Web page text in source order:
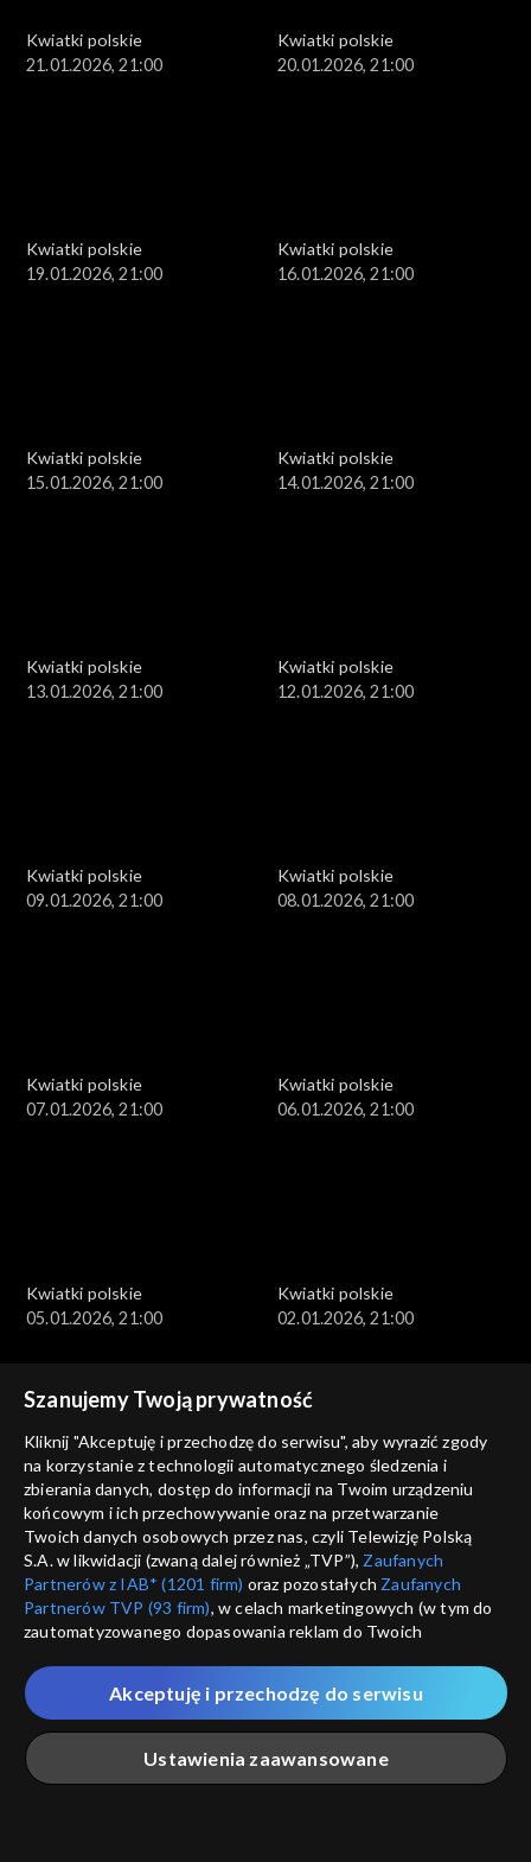
Kwiatki polskie
21.01.2026, 21:00
Kwiatki polskie
20.01.2026, 21:00
Kwiatki polskie
19.01.2026, 21:00
Kwiatki polskie
16.01.2026, 21:00
Kwiatki polskie
15.01.2026, 21:00
Kwiatki polskie
14.01.2026, 21:00
Kwiatki polskie
13.01.2026, 21:00
Kwiatki polskie
12.01.2026, 21:00
Kwiatki polskie
09.01.2026, 21:00
Kwiatki polskie
08.01.2026, 21:00
Kwiatki polskie
07.01.2026, 21:00
Kwiatki polskie
06.01.2026, 21:00
Kwiatki polskie
05.01.2026, 21:00
Kwiatki polskie
02.01.2026, 21:00
Kwiatki polskie
01.01.2026, 21:00
Kwiatki polskie
31.12.2025, 21:00
Kwiatki polskie
29.12.2025, 21:00
Kwiatki polskie
25.12.2025, 21:00
Szanujemy Twoją prywatność
Kliknij "Akceptuję i przechodzę do serwisu", aby wyrazić zgody
na korzystanie z technologii automatycznego śledzenia i
zbierania danych, dostęp do informacji na Twoim urządzeniu
końcowym i ich przechowywanie oraz na przetwarzanie
Twoich danych osobowych przez nas, czyli Telewizję Polską
S.A. w likwidacji (zwaną dalej również „TVP”), Zaufanych
Partnerów z IAB* (1201 firm) oraz pozostałych Zaufanych
Partnerów TVP (93 firm), w celach marketingowych (w tym do
zautomatyzowanego dopasowania reklam do Twoich
które wskazujemy poniżej, a także zgody na udostępnianie
przez nas identyfikatora PPID do Google.
Twoje dane osobowe zbierane podczas odwiedzania przez
Ciebie naszych
poszczególnych serwisówzwanych dalej
„Portalem”, w tym informacje zapisywane za pomocą
Ustawienia zaawansowane
Akceptuję i przechodzę do serwisu